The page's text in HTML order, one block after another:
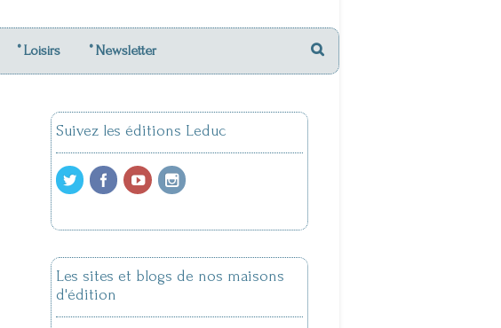
° Loisirs ° Newsletter
Suivez les éditions Leduc
Les sites et blogs de nos maisons
d'édition